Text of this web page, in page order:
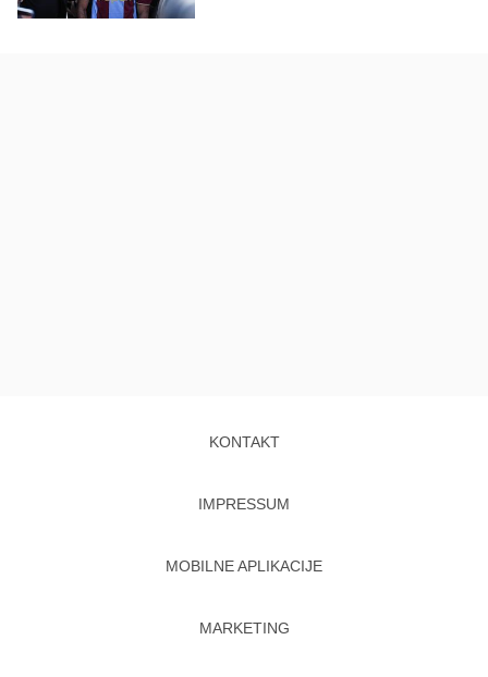
KONTAKT
IMPRESSUM
MOBILNE APLIKACIJE
MARKETING